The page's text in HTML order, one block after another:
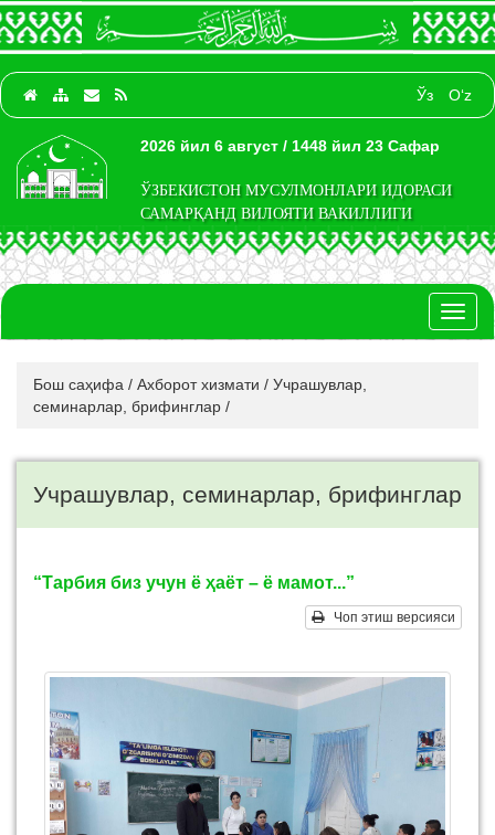
Ўз O‘z
2026 йил 6 август / 1448 йил 23 Сафар
ЎЗБЕКИСТОН МУСУЛМОНЛАРИ ИДОРАСИ
САМАРҚАНД ВИЛОЯТИ ВАКИЛЛИГИ
Бош саҳифа / Ахборот хизмати / Учрашувлар,
семинарлар, брифинглар /
Учрашувлар, семинарлар, брифинглар
“Тарбия биз учун ё ҳаёт – ё мамот...”
Чоп этиш версияси